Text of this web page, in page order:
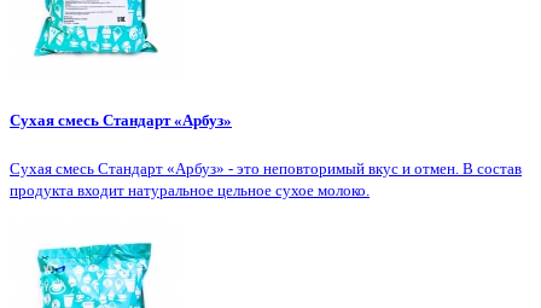
Сухая смесь Стандарт «Арбуз»
Сухая смесь Стандарт «Арбуз» - это неповторимый вкус и отмен. В состав
продукта входит натуральное цельное сухое молоко.